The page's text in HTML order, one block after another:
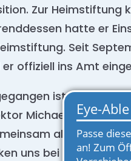
Zur Heimstiftung
hatte er
Seit
offiziell ins Amt
ist. Sie hat
Michael Schildt
abgestimmt,
uns bei Gudrun